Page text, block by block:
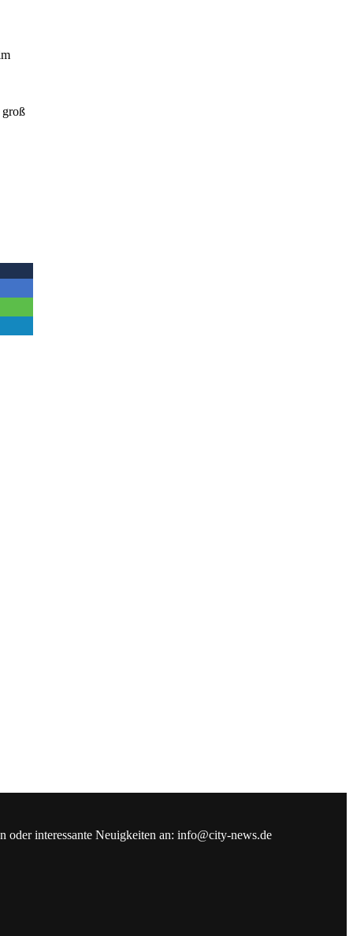
groß
oder interessante Neuigkeiten an: info@city-news.de